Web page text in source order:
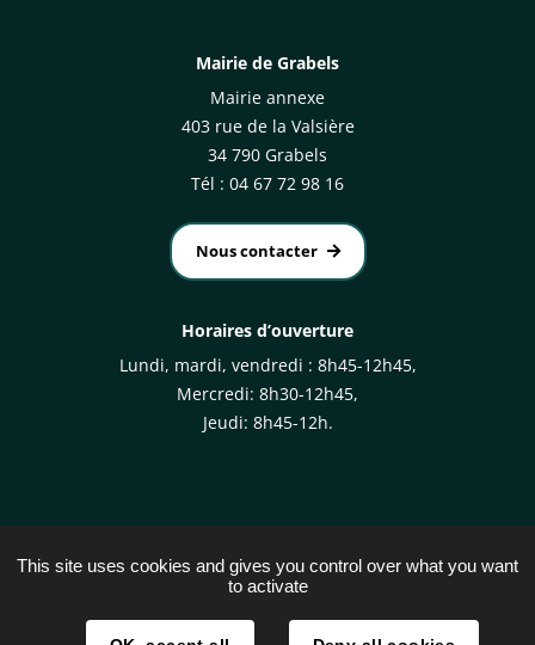
Mairie de Grabels
Mairie annexe
403 rue de la Valsière
34 790 Grabels
Tél : 04 67 72 98 16
Nous contacter
Horaires d’ouverture
Lundi, mardi, vendredi : 8h45-12h45,
Mercredi: 8h30-12h45,
Jeudi: 8h45-12h.
This site uses cookies and gives you control over what you want
to activate